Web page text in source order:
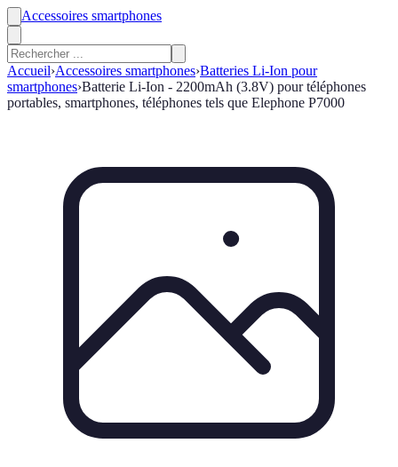
Accessoires smartphones
Accueil›Accessoires smartphones›Batteries Li-Ion pour
smartphones›Batterie Li-Ion - 2200mAh (3.8V) pour téléphones
portables, smartphones, téléphones tels que Elephone P7000